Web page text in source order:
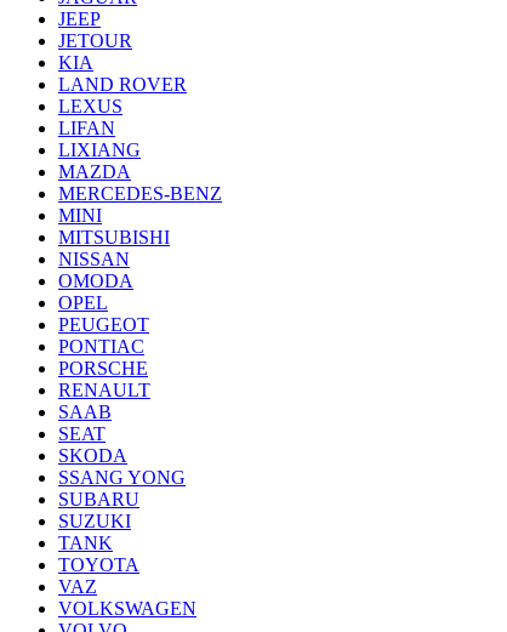
JEEP
JETOUR
KIA
LAND ROVER
LEXUS
LIFAN
LIXIANG
MAZDA
MERCEDES-BENZ
MINI
MITSUBISHI
NISSAN
OMODA
OPEL
PEUGEOT
PONTIAC
PORSCHE
RENAULT
SAAB
SEAT
SKODA
SSANG YONG
SUBARU
SUZUKI
TANK
TOYOTA
VAZ
VOLKSWAGEN